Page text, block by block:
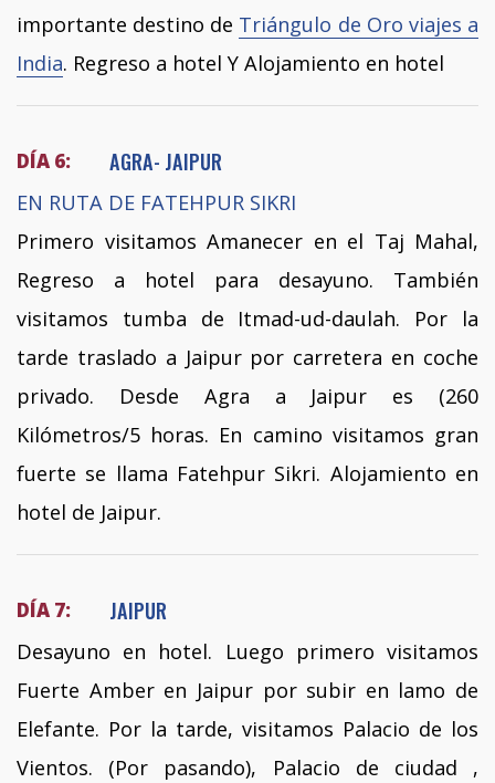
importante destino de Triángulo de Oro viajes a
India. Regreso a hotel Y Alojamiento en hotel
DÍA 6: AGRA- JAIPUR
EN RUTA DE FATEHPUR SIKRI
Primero visitamos Amanecer en el Taj Mahal,
Regreso a hotel para desayuno. También
visitamos tumba de Itmad-ud-daulah. Por la
tarde traslado a Jaipur por carretera en coche
privado. Desde Agra a Jaipur es (260
Kilómetros/5 horas. En camino visitamos gran
fuerte se llama Fatehpur Sikri. Alojamiento en
hotel de Jaipur.
DÍA 7: JAIPUR
Desayuno en hotel. Luego primero visitamos
Fuerte Amber en Jaipur por subir en lamo de
Elefante. Por la tarde, visitamos Palacio de los
Vientos. (Por pasando), Palacio de ciudad ,